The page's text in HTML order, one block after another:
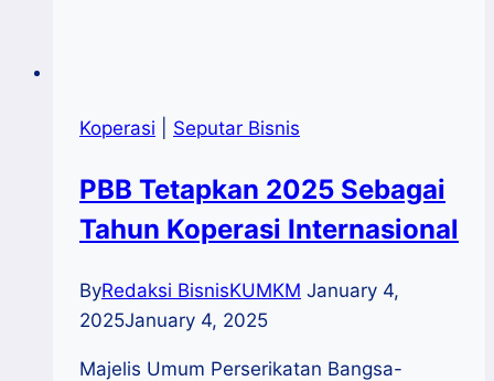
Koperasi Seputar Bisnis
PBB Tetapkan 2025 Sebagai
Tahun Koperasi Internasional
ByRedaksi BisnisKUMKM January 4,
2025January 4, 2025
Majelis Umum Perserikatan Bangsa-